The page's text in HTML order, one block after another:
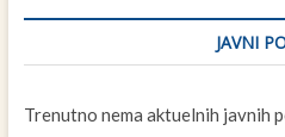
JAVNI
Trenutno nema aktuelnih javnih